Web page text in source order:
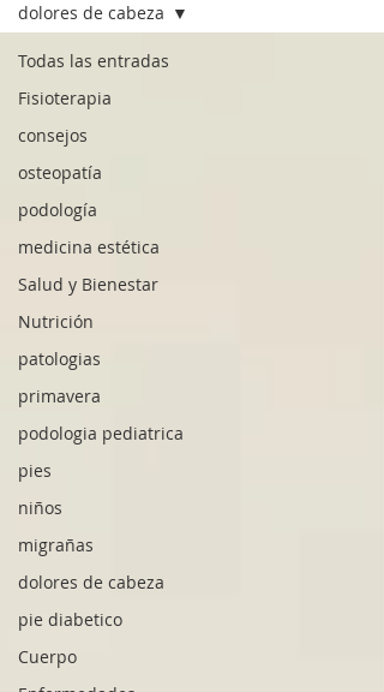
Todas las entradas
Fisioterapia
consejos
osteopatía
podología
medicina estética
Salud y Bienestar
Nutrición
patologias
primavera
podologia pediatrica
pies
niños
migrañas
dolores de cabeza
pie diabetico
Cuerpo
dolores de cabeza